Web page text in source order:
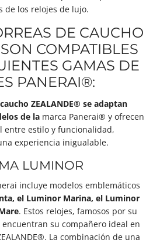
de los relojes de lujo.
DE CAUCHO
COMPATIBLES
GAMAS DE
PANERAI®:
ZEALANDE® se adaptan
de la marca Panerai® y ofrecen
entre estilo y funcionalidad,
experiencia inigualable.
LUMINOR
incluye modelos emblemáticos
el Luminor Marina, el Luminor
. Estos relojes, famosos por su
su compañero ideal en
La combinación de una